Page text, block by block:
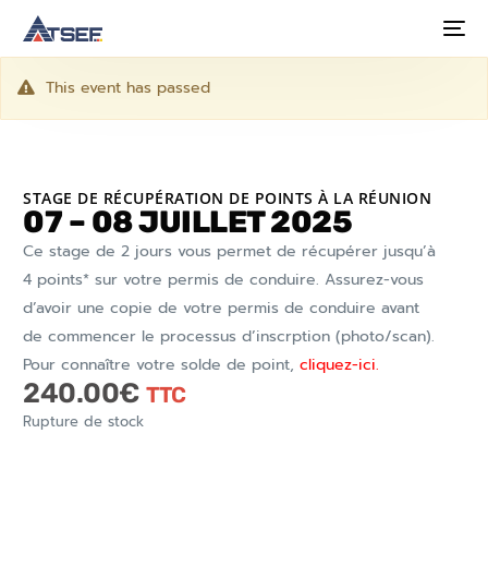
This event has passed
STAGE DE RÉCUPÉRATION DE POINTS À LA RÉUNION
07 – 08 JUILLET 2025
Ce stage de 2 jours vous permet de récupérer jusqu’à
4 points* sur votre permis de conduire. Assurez-vous
d’avoir une copie de votre permis de conduire avant
de commencer le processus d’inscrption (photo/scan).
Pour connaître votre solde de point,cliquez-ici.
240.00€ TTC
Rupture de stock